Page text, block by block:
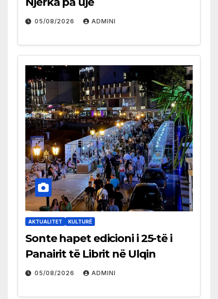
05/08/2026 ADMINI
AKTUALITET KULTURË
Sonte hapet edicioni i 25-të i
Panairit të Librit në Ulqin
05/08/2026 ADMINI